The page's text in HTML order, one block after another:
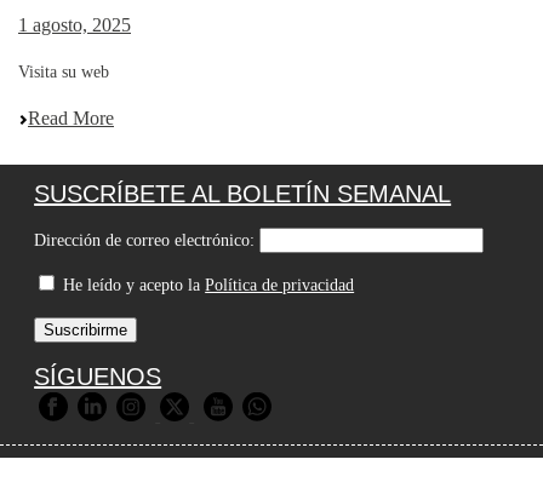
1 agosto, 2025
Visita su web
Read More
SUSCRÍBETE AL BOLETÍN SEMANAL
Dirección de correo electrónico:
He leído y acepto laPolítica de privacidad
SÍGUENOS